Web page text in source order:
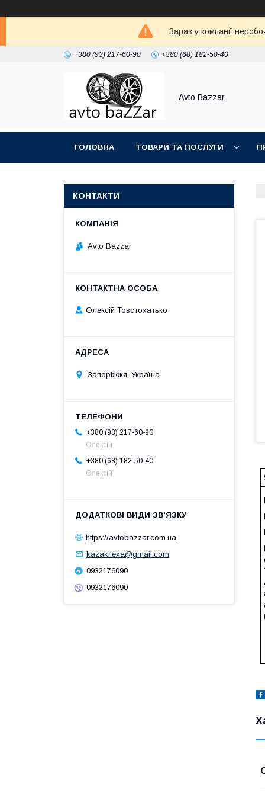
Зараз у компанії
+380 (93) 217-60-90 +380 (68) 182-50-40
Avto Bazzar
ГОЛОВНА ТОВАРИ ТА ПОСЛУГИ
КОНТАКТИ
Avto Bazzar
Олексій Товстохатько
Запоріжжя, Україна
+380 (93) 217-60-90
Олексій
+380 (68) 182-50-40
Олексій
https://avtobazzar.com.ua
kazakilexa@gmail.com
0932176090
0932176090